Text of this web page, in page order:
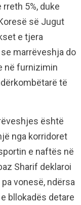
5%, duke
së Jugut
e tjera
marrëveshja do
në furnizimin
të
është
nga korridoret
e naftës në
Sharif deklaroi
vonesë, ndërsa
bllokadës detare